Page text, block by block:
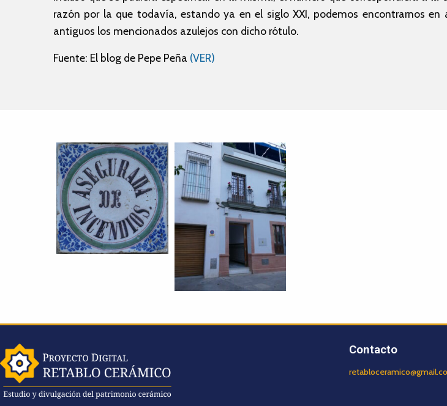
razón por la que todavía, estando ya en el siglo XXI, podemos encontrarnos en
antiguos los mencionados azulejos con dicho rótulo.
Fuente: El blog de Pepe Peña (VER)
Contacto